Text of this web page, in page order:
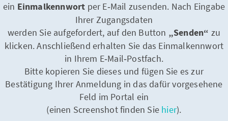
ein Einmalkennwort per E‑Mail zusenden. Nach Eingabe
Ihrer Zugangsdaten
werden Sie aufgefordert, auf den Button „Senden“ zu
klicken. Anschließend erhalten Sie das Einmalkennwort
in Ihrem E‑Mail‑Postfach.
Bitte kopieren Sie dieses und fügen Sie es zur
Bestätigung Ihrer Anmeldung in das dafür vorgesehene
Feld im Portal ein
(einen Screenshot finden Sie hier).